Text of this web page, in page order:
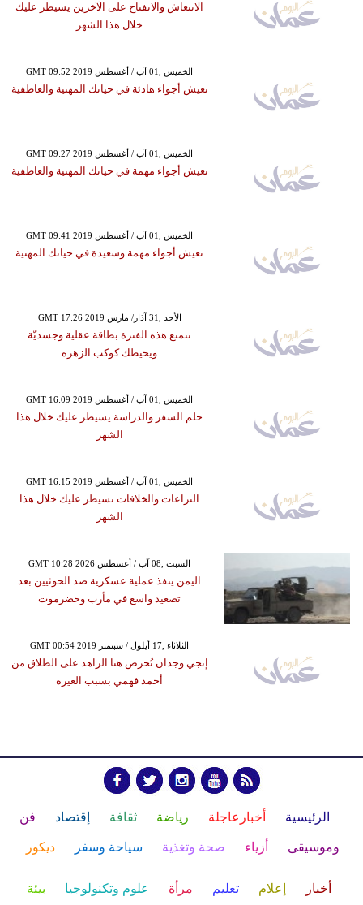
الانتعاش والانفتاح على الآخرين يسيطر عليك
خلال هذا الشهر
GMT 09:52 2019 الخميس ,01 آب / أغسطس
تعيش أجواء هادئة في حياتك المهنية والعاطفية
GMT 09:27 2019 الخميس ,01 آب / أغسطس
تعيش أجواء مهمة في حياتك المهنية والعاطفية
GMT 09:41 2019 الخميس ,01 آب / أغسطس
تعيش أجواء مهمة وسعيدة في حياتك المهنية
GMT 17:26 2019 الأحد ,31 آذار/ مارس
تتمتع هذه الفترة بطاقة عقلية وجسديّة
ويحيطك كوكب الزهرة
GMT 16:09 2019 الخميس ,01 آب / أغسطس
حلم السفر والدراسة يسيطر عليك خلال هذا
الشهر
GMT 16:15 2019 الخميس ,01 آب / أغسطس
النزاعات والخلافات تسيطر عليك خلال هذا
الشهر
GMT 10:28 2026 السبت ,08 آب / أغسطس
اليمن ينفذ عملية عسكرية ضد الحوثيين بعد
تصعيد واسع في مأرب وحضرموت
GMT 00:54 2019 الثلاثاء ,17 أيلول / سبتمبر
إنجي وجدان تُحرض هنا الزاهد على الطلاق من
أحمد فهمي بسبب الغيرة
الرئيسية أخبارعاجلة رياضة ثقافة إقتصاد فن
وموسيقى أزياء صحة وتغذية سياحة وسفر ديكور
أخبار إعلام تعليم مرأة علوم وتكنولوجيا بيئة